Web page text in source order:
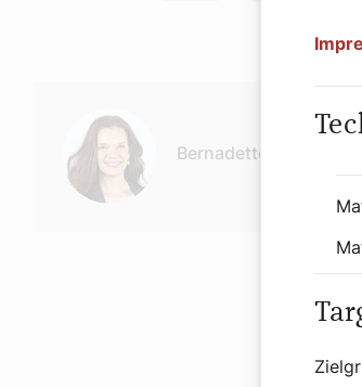
Bernadette Spitzer